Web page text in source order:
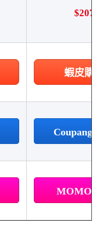
$207
蝦皮購
Coupang
MOMO